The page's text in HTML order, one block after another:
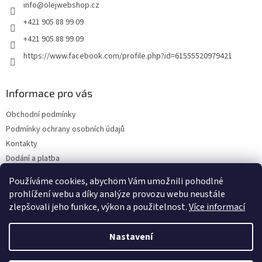
Používáme cookies, abychom Vám umožnili pohodlné
prohlížení webu a díky analýze provozu webu neustále
zlepšovali jeho funkce, výkon a použitelnost.Více informací
Nastavení
info@olejwebshop.cz
+421 905 88 99 09
+421 905 88 99 09
https://www.facebook.com/profile.php?id=61555520979421
Informace pro vás
Obchodní podmínky
Podmínky ochrany osobních údajů
Kontakty
Dodání a platba
Hodnocení obchodu
Vytvořil Shoptet